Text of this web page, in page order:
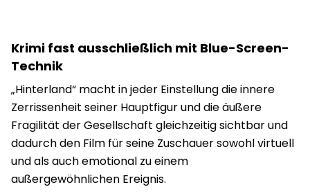
Krimi fast ausschließlich mit Blue-Screen-
Technik
„Hinterland“ macht in jeder Einstellung die innere
Zerrissenheit seiner Hauptfigur und die äußere
Fragilität der Gesellschaft gleichzeitig sichtbar und
dadurch den Film für seine Zuschauer sowohl virtuell
und als auch emotional zu einem
außergewöhnlichen Ereignis.